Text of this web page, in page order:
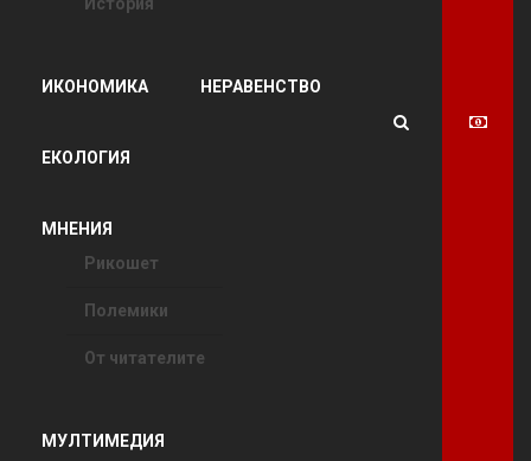
ИКОНОМИКА НЕРАВЕНСТВО
ЕКОЛОГИЯ
МНЕНИЯ
Рикошет
Полемики
От читателите
МУЛТИМЕДИЯ